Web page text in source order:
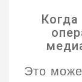
Это